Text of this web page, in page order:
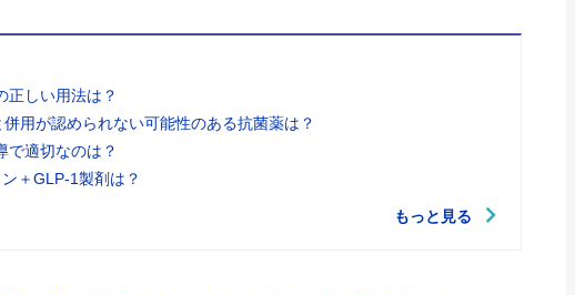
正しい用法は？
用が認められない可能性のある抗菌薬は？
で適切なのは？
＋GLP-1製剤は？
もっと見る